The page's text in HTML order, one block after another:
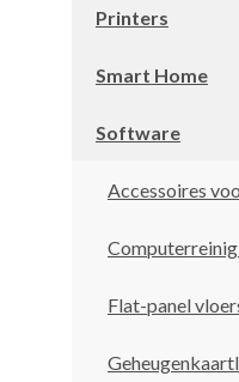
Printers
Smart Home
Software
Accessoires
Flat-panel